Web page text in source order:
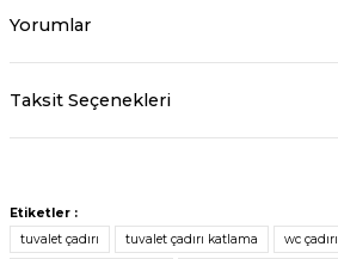
Yorumlar
Taksit Seçenekleri
Etiketler :
tuvalet çadırı
tuvalet çadırı katlama wc çadırı